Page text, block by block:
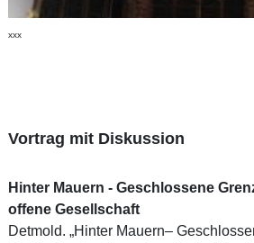
xxx
Vortrag mit Diskussion
Hinter Mauern - Geschlossene
offene Gesellschaft
Detmold. „Hinter Mauern–